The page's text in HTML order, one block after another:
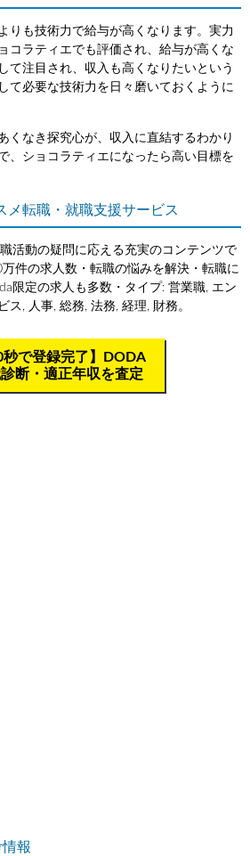
りも技術力で給与が高くなります。実力
コラティエでも評価され、給与が高くな
て注目され、収入も高くなりたいという
て必要な技術力を日々磨いておくように
くなき探究心が、収入に直結するわかり
、ショコラティエになったら高い目標を
メ転職・就職支援サービス
活動の疑問に応える充実のコンテンツで
件の求人数・転職の悩みを解決・転職に
限定の求人も多数・タイプ: 営業職, エン
ス, 人事, 総務, 法務, 経理, 財務。
秒で登録完了】DODA
断・適正年収を査定
報